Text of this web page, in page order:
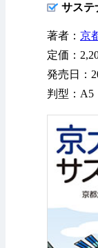
サステ
著者： 京
定価：
発売日：
判型：